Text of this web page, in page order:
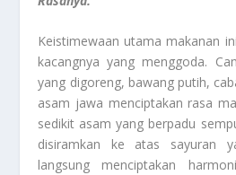
Keistimewaan utama makanan
kacangnya yang menggoda.
yang digoreng, bawang putih,
asam jawa menciptakan rasa
sedikit asam yang berpadu
disiramkan ke atas sayuran
langsung menciptakan